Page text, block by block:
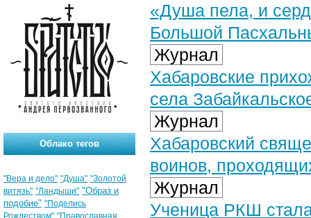
«Душа пела, и
Большой
Журнал
Хабаровские
села
Журнал
Хабаровский
воинов,
Журнал
Ученица РКШ
Облако тегов
"Вера и дело" "Душа" "Золотой
витязь" "Ландыши" "Образ и
подобие" "Поделись
Рождеством" "Православная